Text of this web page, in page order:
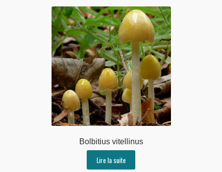
Bolbitius vitellinus
Lire la suite